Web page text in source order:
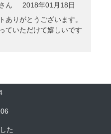
さん
2018年01月18日
ありがとうございます。
ていただけて嬉しいです
た